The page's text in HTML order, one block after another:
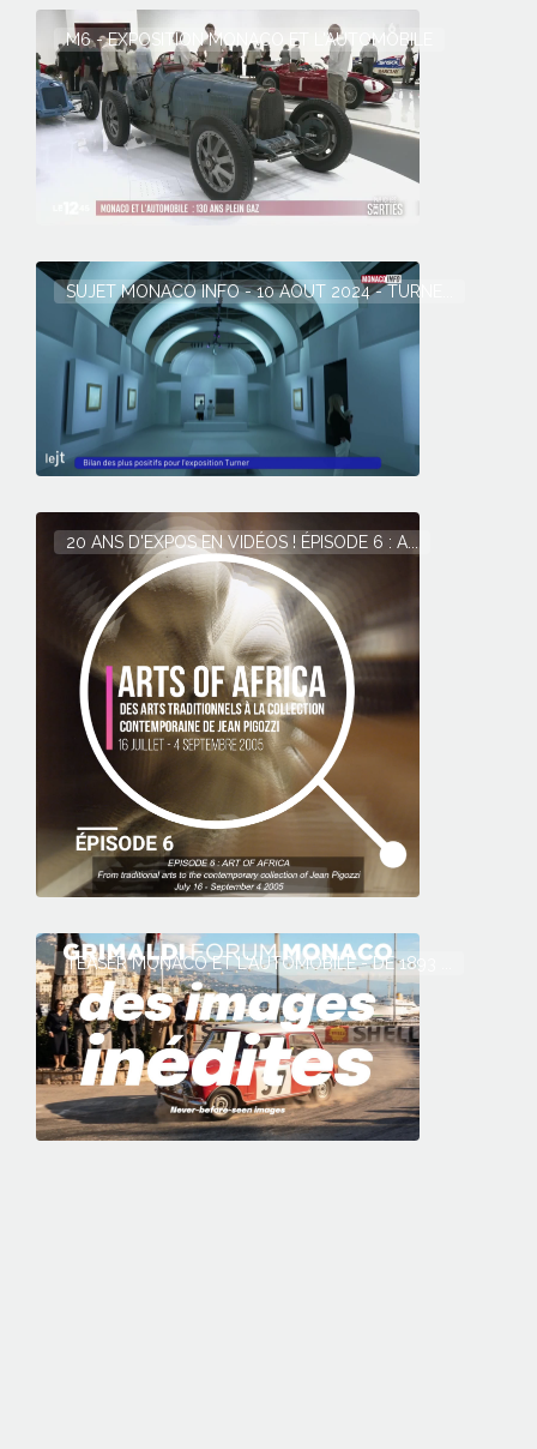
M6 - EXPOSITION MONACO ET L'AUTOMOBILE
SUJET MONACO INFO - 10 AOUT 2024 - TURNE...
20 ANS D'EXPOS EN VIDÉOS ! ÉPISODE 6 : A...
TEASER MONACO ET L'AUTOMOBILE - DE 1893 ...